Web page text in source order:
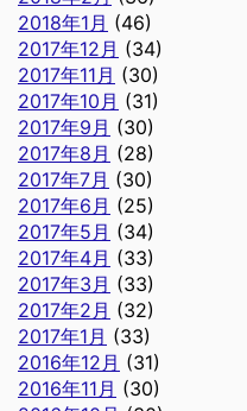
2018年1月 (46)
2017年12月 (34)
2017年11月 (30)
2017年10月 (31)
2017年9月 (30)
2017年8月 (28)
2017年7月 (30)
2017年6月 (25)
2017年5月 (34)
2017年4月 (33)
2017年3月 (33)
2017年2月 (32)
2017年1月 (33)
2016年12月 (31)
2016年11月 (30)